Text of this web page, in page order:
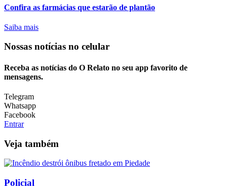
Confira as farmácias que estarão de plantão
Saiba mais
Nossas notícias no celular
Receba as notícias do O Relato no seu app favorito de
mensagens.
Telegram
Whatsapp
Facebook
Entrar
Veja também
Policial